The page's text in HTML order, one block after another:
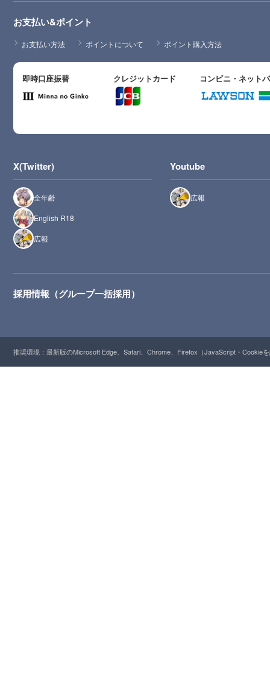
お支払い&ポイント
お支払い方法 ポイントについて ポイント購入方法
即時口座振替 クレジットカード コンビニ・ネット
X(Twitter)
全年齢
English R18
広報
Youtube
広報
採用情報（グループ一括採用）
推奨環境：最新版のMicrosoft Edge、Safari、Chrome、Firefox（JavaScript・Cookie